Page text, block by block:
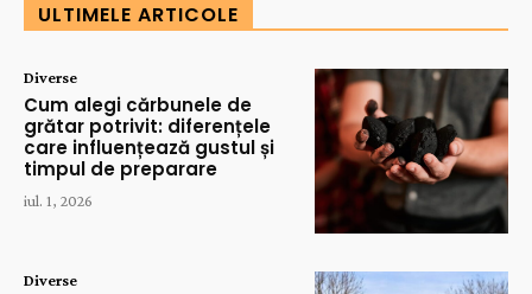
ULTIMELE ARTICOLE
Diverse
Cum alegi cărbunele de
grătar potrivit: diferențele
care influențează gustul și
timpul de preparare
iul. 1, 2026
Diverse